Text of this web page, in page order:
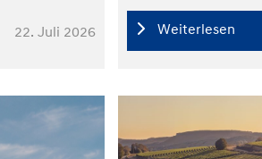
Zukunft. Mit
22. Juli 2026 Weiterlesen